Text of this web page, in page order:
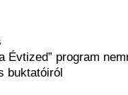
Évtized” program
buktatóiról